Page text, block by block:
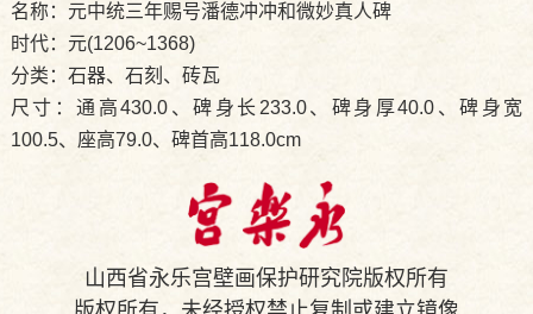
名称：元中统三年赐号潘德冲冲和微妙真人碑
时代：元(1206~1368)
分类：石器、石刻、砖瓦
尺寸：通高430.0、碑身长233.0、碑身厚40.0、碑身宽
100.5、座高79.0、碑首高118.0cm
山西省永乐宫壁画保护研究院版权所有